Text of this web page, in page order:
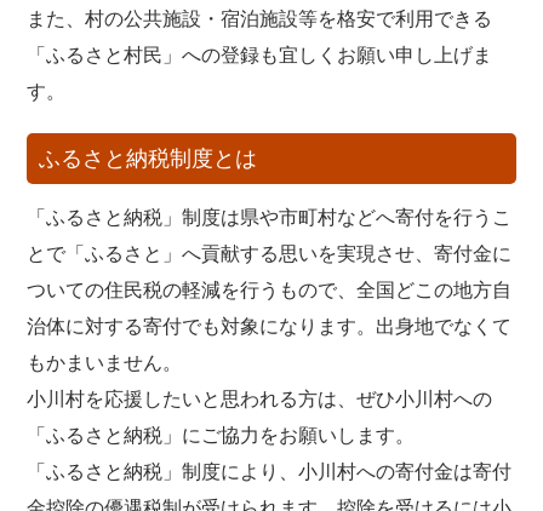
また、村の公共施設・宿泊施設等を格安で利用できる
「ふるさと村民」への登録も宜しくお願い申し上げま
す。
ふるさと納税制度とは
「ふるさと納税」制度は県や市町村などへ寄付を行うこ
とで「ふるさと」へ貢献する思いを実現させ、寄付金に
ついての住民税の軽減を行うもので、全国どこの地方自
治体に対する寄付でも対象になります。出身地でなくて
もかまいません。
小川村を応援したいと思われる方は、ぜひ小川村への
「ふるさと納税」にご協力をお願いします。
「ふるさと納税」制度により、小川村への寄付金は寄付